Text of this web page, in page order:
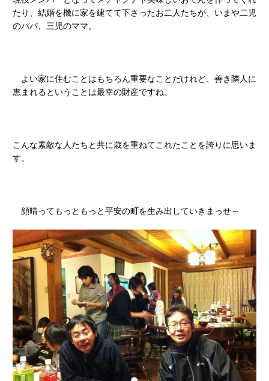
たり、結婚を機に家を建てて下さったお二人たちが、いまや二児
のパパ、三児のママ。
よい家に住むことはもちろん重要なことだけれど、善き隣人に
恵まれるということは最幸の財産ですね。
こんな素敵な人たちと共に歳を重ねてこれたことを誇りに思いま
す。
顔晴ってもっともっと平安の町を生み出していきまっせ～